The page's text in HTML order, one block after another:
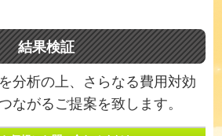
結果検証
分析の上、さらなる費用対効
ながるご提案を致します。